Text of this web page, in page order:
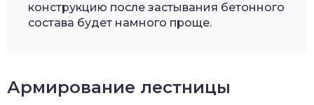
конструкцию после застывания бетонного
состава будет намного проще.
Армирование лестницы